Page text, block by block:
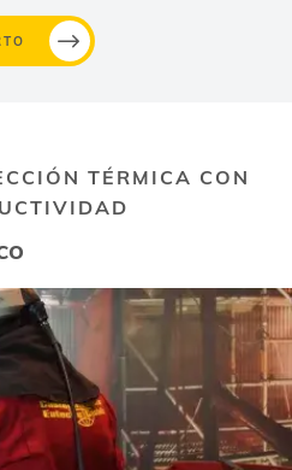
TÉRMICA CON